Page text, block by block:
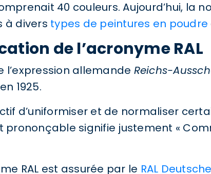
40 couleurs. Aujourd’hui, la
à divers types de peintures en poudre
de l’acronyme RAL
l’expression allemande Reichs-
1925.
d’uniformiser et de normaliser
prononçable signifie justement «
RAL est assurée par le RAL